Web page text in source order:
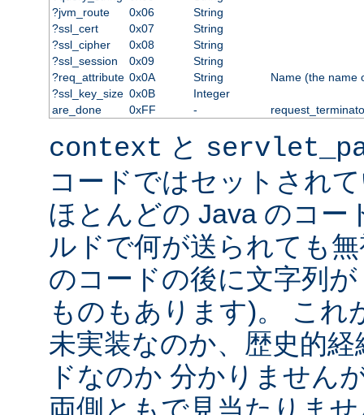
?jvm_route
0x06
String
?ssl_cert
0x07
String
?ssl_cipher
0x08
String
?ssl_session
0x09
String
?req_attribute 0x0A String
Name (the name
?ssl_key_size 0x0B
Integer
are_done
0xFF -
context と
コードではセットされ
ほとんどの Java のコー
ルドで何が送られても
のコードの後に文字列
ものもあります)。 これ
未実装なのか、歴史的
ドなのか 分かりません
両側ともで見当たりま